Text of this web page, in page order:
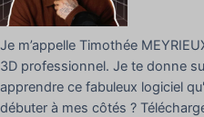
Je m’appelle Timothée
3D professionnel. Je te donne
apprendre ce fabuleux logiciel
débuter à mes côtés ?